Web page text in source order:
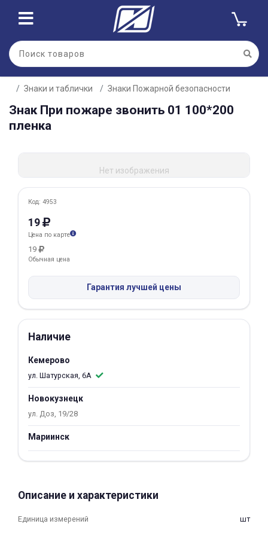
Знаки и таблички Знаки Пожарной безопасности
Знак При пожаре звонить 01 100*200
пленка
Нет изображения
Код: 4953
19
Цена по карте
19
Обычная цена
Гарантия лучшей цены
Наличие
Кемерово
ул. Шатурская, 6А
Новокузнецк
ул. Доз, 19/28
Мариинск
Описание и характеристики
Единица измерений шт
Для клиентов всех банков
Разбейте
оплатуна части
Сегодня
25 %
Добавляйте товары
в корзину
Оплачивайте сегодня только
25% картой любого банка
Получайте товар
выбранный способом
Оставшиеся75% будут
списыватьсяс вашей карты